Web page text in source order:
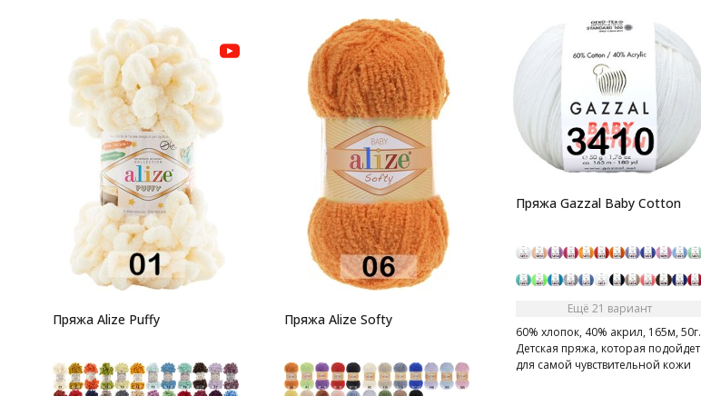
Пряжа Alize Puffy Пряжа Alize Softy
Пряжа Gazzal Baby Cotton
Ещё 21 вариант
60% хлопок, 40% акрил, 165м, 50г.
Детская пряжа, которая подойдет
для самой чувствительной кожи